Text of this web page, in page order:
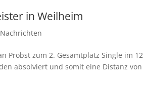
in Weilheim
Probst zum 2. Gesamtplatz Single im
absolviert und somit eine Distanz